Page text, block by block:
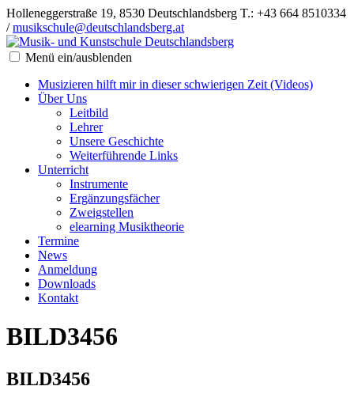
Holleneggerstraße 19, 8530 Deutschlandsberg T.: +43 664 8510334
/musikschule@deutschlandsberg.at
Menü ein/ausblenden
Musizieren hilft mir in dieser schwierigen Zeit (Videos)
Über Uns
Leitbild
Lehrer
Unsere Geschichte
Weiterführende Links
Unterricht
Instrumente
Ergänzungsfächer
Zweigstellen
elearning Musiktheorie
Termine
News
Anmeldung
Downloads
Kontakt
BILD3456
BILD3456